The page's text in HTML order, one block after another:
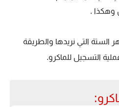
وهكذا .
الستة التي نريدها والطريقة
التسجيل للماكرو.